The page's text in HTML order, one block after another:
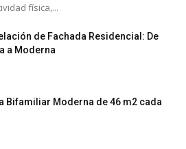
física,...
de Fachada Residencial: De
a Moderna
Bifamiliar Moderna de 46 m2 cada